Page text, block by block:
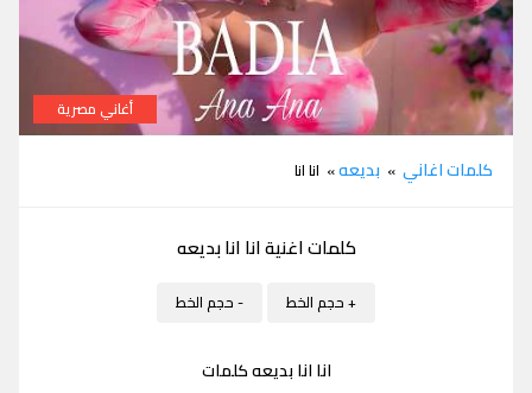
أغاني مصرية
كلمات اغاني » بديعه» انا انا
كلمات اغنية انا انا بديعه
+ حجم الخط - حجم الخط
انا انا بديعه كلمات